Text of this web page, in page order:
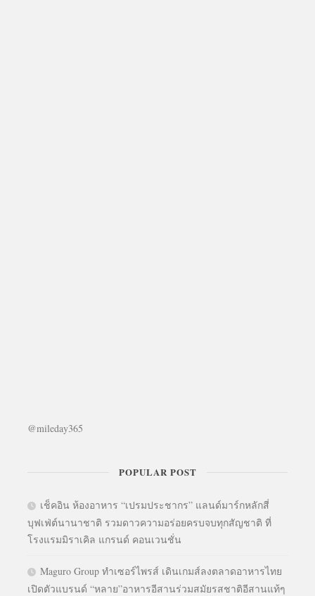
@mileday365
POPULAR POST
เช็คอิน ห้องอาหาร “เปรมประชากร” แลนด์มาร์กหลักสี่
บุฟเฟ่ต์นานาชาติ รวมดาวความอร่อยครบจบทุกสัญชาติ ที่
โรงแรมมิราเคิล แกรนด์ คอนเวนชั่น
Maguro Group ทำเซอร์ไพรส์ เดินเกมส์ลงตลาดอาหารไทย
เปิดตัวแบรนด์ “หลาย”อาหารอีสานร่วมสมัยรสชาติอีสานแท้ๆ